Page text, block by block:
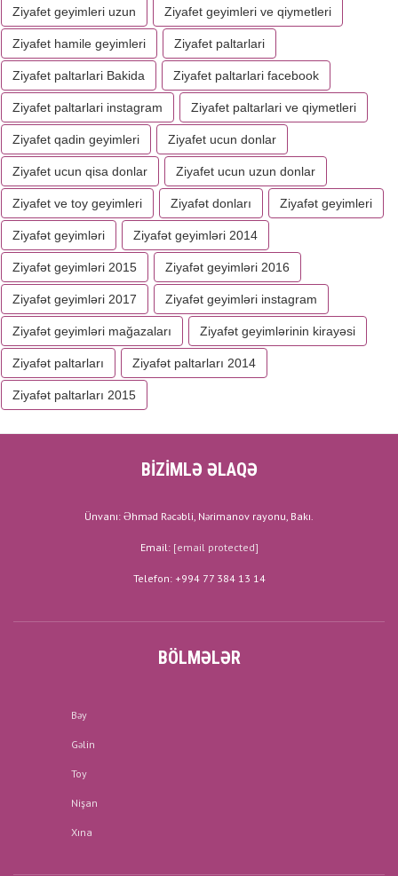
Ziyafet geyimleri uzun Ziyafet geyimleri ve qiymetleri
Ziyafet hamile geyimleri Ziyafet paltarlari
Ziyafet paltarlari Bakida Ziyafet paltarlari facebook
Ziyafet paltarlari instagram Ziyafet paltarlari ve qiymetleri
Ziyafet qadin geyimleri Ziyafet ucun donlar
Ziyafet ucun qisa donlar Ziyafet ucun uzun donlar
Ziyafet ve toy geyimleri Ziyafət donları Ziyafət geyimleri
Ziyafət geyimləri Ziyafət geyimləri 2014
Ziyafət geyimləri 2015 Ziyafət geyimləri 2016
Ziyafət geyimləri 2017 Ziyafət geyimləri instagram
Ziyafət geyimləri mağazaları Ziyafət geyimlərinin kirayəsi
Ziyafət paltarları Ziyafət paltarları 2014
Ziyafət paltarları 2015
BİZİMLƏ ƏLAQƏ
Ünvanı: Əhməd Rəcəbli, Nərimanov rayonu, Bakı.
Email: [email protected]
Telefon: +994 77 384 13 14
BÖLMƏLƏR
Bəy
Gəlin
Toy
Nişan
Xına